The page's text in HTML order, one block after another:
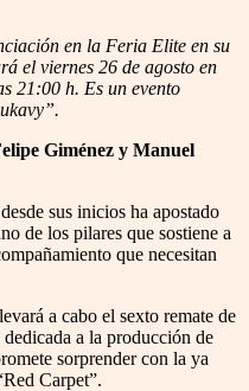
en la Feria Elite en su
el viernes 26 de agosto en
21:00 h. Es un evento
Giménez y Manuel
sus inicios ha apostado
de los pilares que sostiene a
que necesitan
a cabo el sexto remate de
a la producción de
sorprender con la ya
Carpet”.